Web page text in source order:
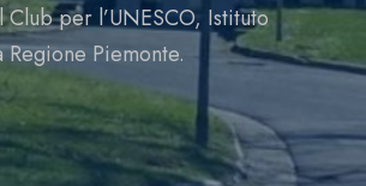
per l’UNESCO, Istituto
Piemonte.